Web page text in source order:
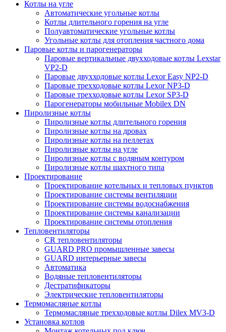
Котлы на угле
Автоматические угольные котлы
Котлы длительного горения на угле
Полуавтоматические угольные котлы
Угольные котлы для отопления частного дома
Паровые котлы и парогенераторы
Паровые вертикальные двухходовые котлы Lexstar
VP2-D
Паровые двухходовые котлы Lexor Easy NP2-D
Паровые трехходовые котлы Lexor NP3-D
Паровые трехходовые котлы Lexor SP3-D
Парогенераторы мобильные Mobilex DN
Пиролизные котлы
Пиролизные котлы длительного горения
Пиролизные котлы на дровах
Пиролизные котлы на пеллетах
Пиролизные котлы на угле
Пиролизные котлы с водяным контуром
Пиролизные котлы шахтного типа
Проектирование
Проектирование котельных и тепловых пунктов
Проектирование системы вентиляции
Проектирование системы водоснабжения
Проектирование системы канализации
Проектирование системы отопления
Тепловентиляторы
CR тепловентиляторы
GUARD PRO промышленные завесы
GUARD интерьерные завесы
Автоматика
Водяные тепловентиляторы
Дестратификаторы
Электрические тепловентиляторы
Термомасляные котлы
Термомасляные трехходовые котлы Dilex MV3-D
Установка котлов